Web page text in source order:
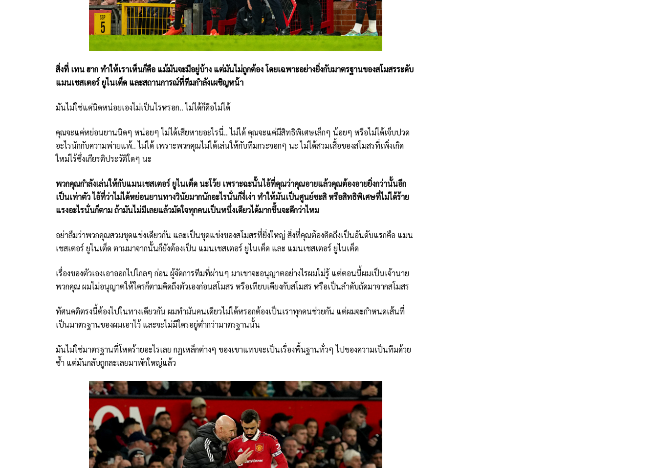
สิ่งที่ เทน ฮาก ทำให้เราเห็นก็คือ แม้มันจะมีอยู่บ้าง แต่มันไม่ถูกต้อง โดยเฉพาะอย่างยิ่งกับมาตรฐานของสโมสรระดับ
แมนเชสเตอร์ ยูไนเต็ด และสถานการณ์ที่ทีมกำลังเผชิญหน้า
มันไม่ใช่แค่นิดหน่อยเองไม่เป็นไรหรอก.. ไม่ได้ก็คือไม่ได้
คุณจะแค่หย่อนยานนิดๆ หน่อยๆ ไม่ได้เสียหายอะไรนี่.. ไม่ได้ คุณจะแค่มีสิทธิพิเศษเล็กๆ น้อยๆ หรือไม่ได้เจ็บปวด
อะไรนักกับความพ่ายแพ้.. ไม่ได้ เพราะพวกคุณไม่ได้เล่นให้กับทีมกระจอกๆ นะ ไม่ได้สวมเสื้อของสโมสรที่เพิ่งเกิด
ใหม่ไร้ซึ่งเกียรติประวัติใดๆ นะ
พวกคุณกำลังเล่นให้กับแมนเชสเตอร์ ยูไนเต็ด นะโว้ย เพราะฉะนั้นไอ้ที่คุณว่าคุณอายแล้วคุณต้องอายยิ่งกว่านั้นอีก
เป็นเท่าตัว ไอ้ที่ว่าไม่ได้หย่อนยานทางวินัยมากนักอะไรนั่นก็งี่เง่า ทำให้มันเป็นศูนย์ซะสิ หรือสิทธิพิเศษที่ไม่ได้ร้าย
แรงอะไรนั่นก็ตาม ถ้ามันไม่มีเลยแล้วมัดใจทุกคนเป็นหนึ่งเดียวได้มากขึ้นจะดีกว่าไหม
อย่าลืมว่าพวกคุณสวมชุดแข่งเดียวกัน และเป็นชุดแข่งของสโมสรที่ยิ่งใหญ่ สิ่งที่คุณต้องคิดถึงเป็นอันดับแรกคือ แมน
เชสเตอร์ ยูไนเต็ด ตามมาจากนั้นก็ยังต้องเป็น แมนเชสเตอร์ ยูไนเต็ด และ แมนเชสเตอร์ ยูไนเต็ด
เรื่องของตัวเองเอาออกไปไกลๆ ก่อน ผู้จัดการทีมที่ผ่านๆ มาเขาจะอนุญาตอย่างไรผมไม่รู้ แต่ตอนนี้ผมเป็นเจ้านาย
พวกคุณ ผมไม่อนุญาตให้ใครก็ตามคิดถึงตัวเองก่อนสโมสร หรือเทียบเคียงกับสโมสร หรือเป็นลำดับถัดมาจากสโมสร
ทัศนคติตรงนี้ต้องไปในทางเดียวกัน ผมทำมันคนเดียวไม่ได้หรอกต้องเป็นเราทุกคนช่วยกัน แต่ผมจะกำหนดเส้นที่
เป็นมาตรฐานของผมเอาไว้ และจะไม่มีใครอยู่ต่ำกว่ามาตรฐานนั้น
มันไม่ใช่มาตรฐานที่โหดร้ายอะไรเลย กฎเหล็กต่างๆ ของเขาแทบจะเป็นเรื่องพื้นฐานทั่วๆ ไปของความเป็นทีมด้วย
ซ้ำ แต่มันกลับถูกละเลยมาพักใหญ่แล้ว